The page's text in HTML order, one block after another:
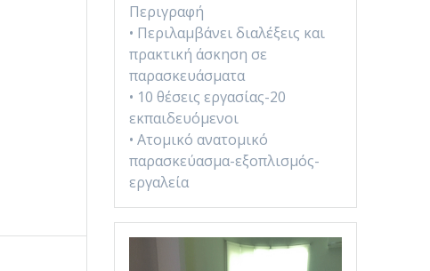
Περιγραφή
• Περιλαμβάνει διαλέξεις και
πρακτική άσκηση σε
παρασκευάσματα
• 10 θέσεις εργασίας-20
εκπαιδευόμενοι
• Ατομικό ανατομικό
παρασκεύασμα-εξοπλισμός-
εργαλεία